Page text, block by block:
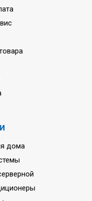
дома